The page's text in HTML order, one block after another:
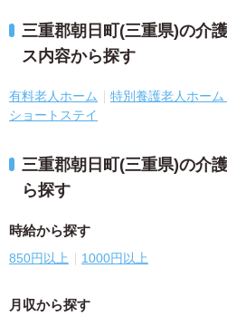
三重郡朝日町(三重県)の介
ス内容から探す
有料老人ホーム 特別養護老人ホーム
ショートステイ
三重郡朝日町(三重県)の介
ら探す
時給から探す
850円以上 1000円以上
月収から探す